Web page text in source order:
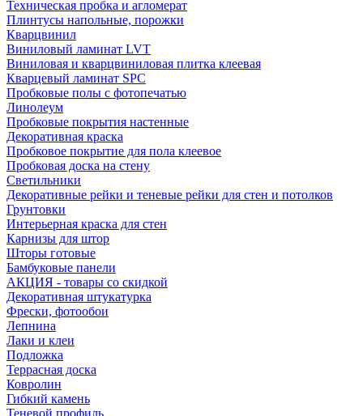
Техническая пробка и агломерат
Плинтусы напольные, порожки
Кварцвинил
Виниловый ламинат LVT
Виниловая и кварцвиниловая плитка клеевая
Кварцевый ламинат SPC
Пробковые полы с фотопечатью
Линолеум
Пробковые покрытия настенные
Декоративная краска
Пробковое покрытие для пола клеевое
Пробковая доска на стену
Светильники
Декоративные рейки и теневые рейки для стен и потолков
Грунтовки
Интерьерная краска для стен
Карнизы для штор
Шторы готовые
Бамбуковые панели
АКЦИЯ - товары со скидкой
Декоративная штукатурка
Фрески, фотообои
Лепнина
Лаки и клеи
Подложка
Террасная доска
Ковролин
Гибкий камень
Теневой профиль